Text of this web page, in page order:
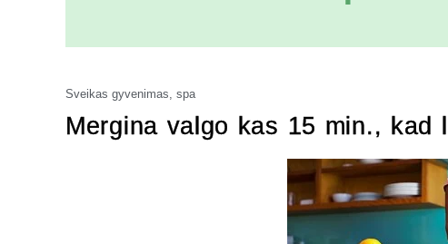
Sveikas gyvenimas, spa
Mergina valgo kas 15 min., kad